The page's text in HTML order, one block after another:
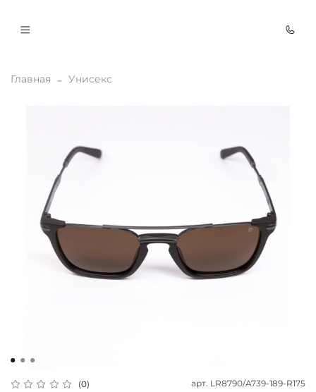
Главная Унисекс
(0) арт. LR8790/A739-189-R175